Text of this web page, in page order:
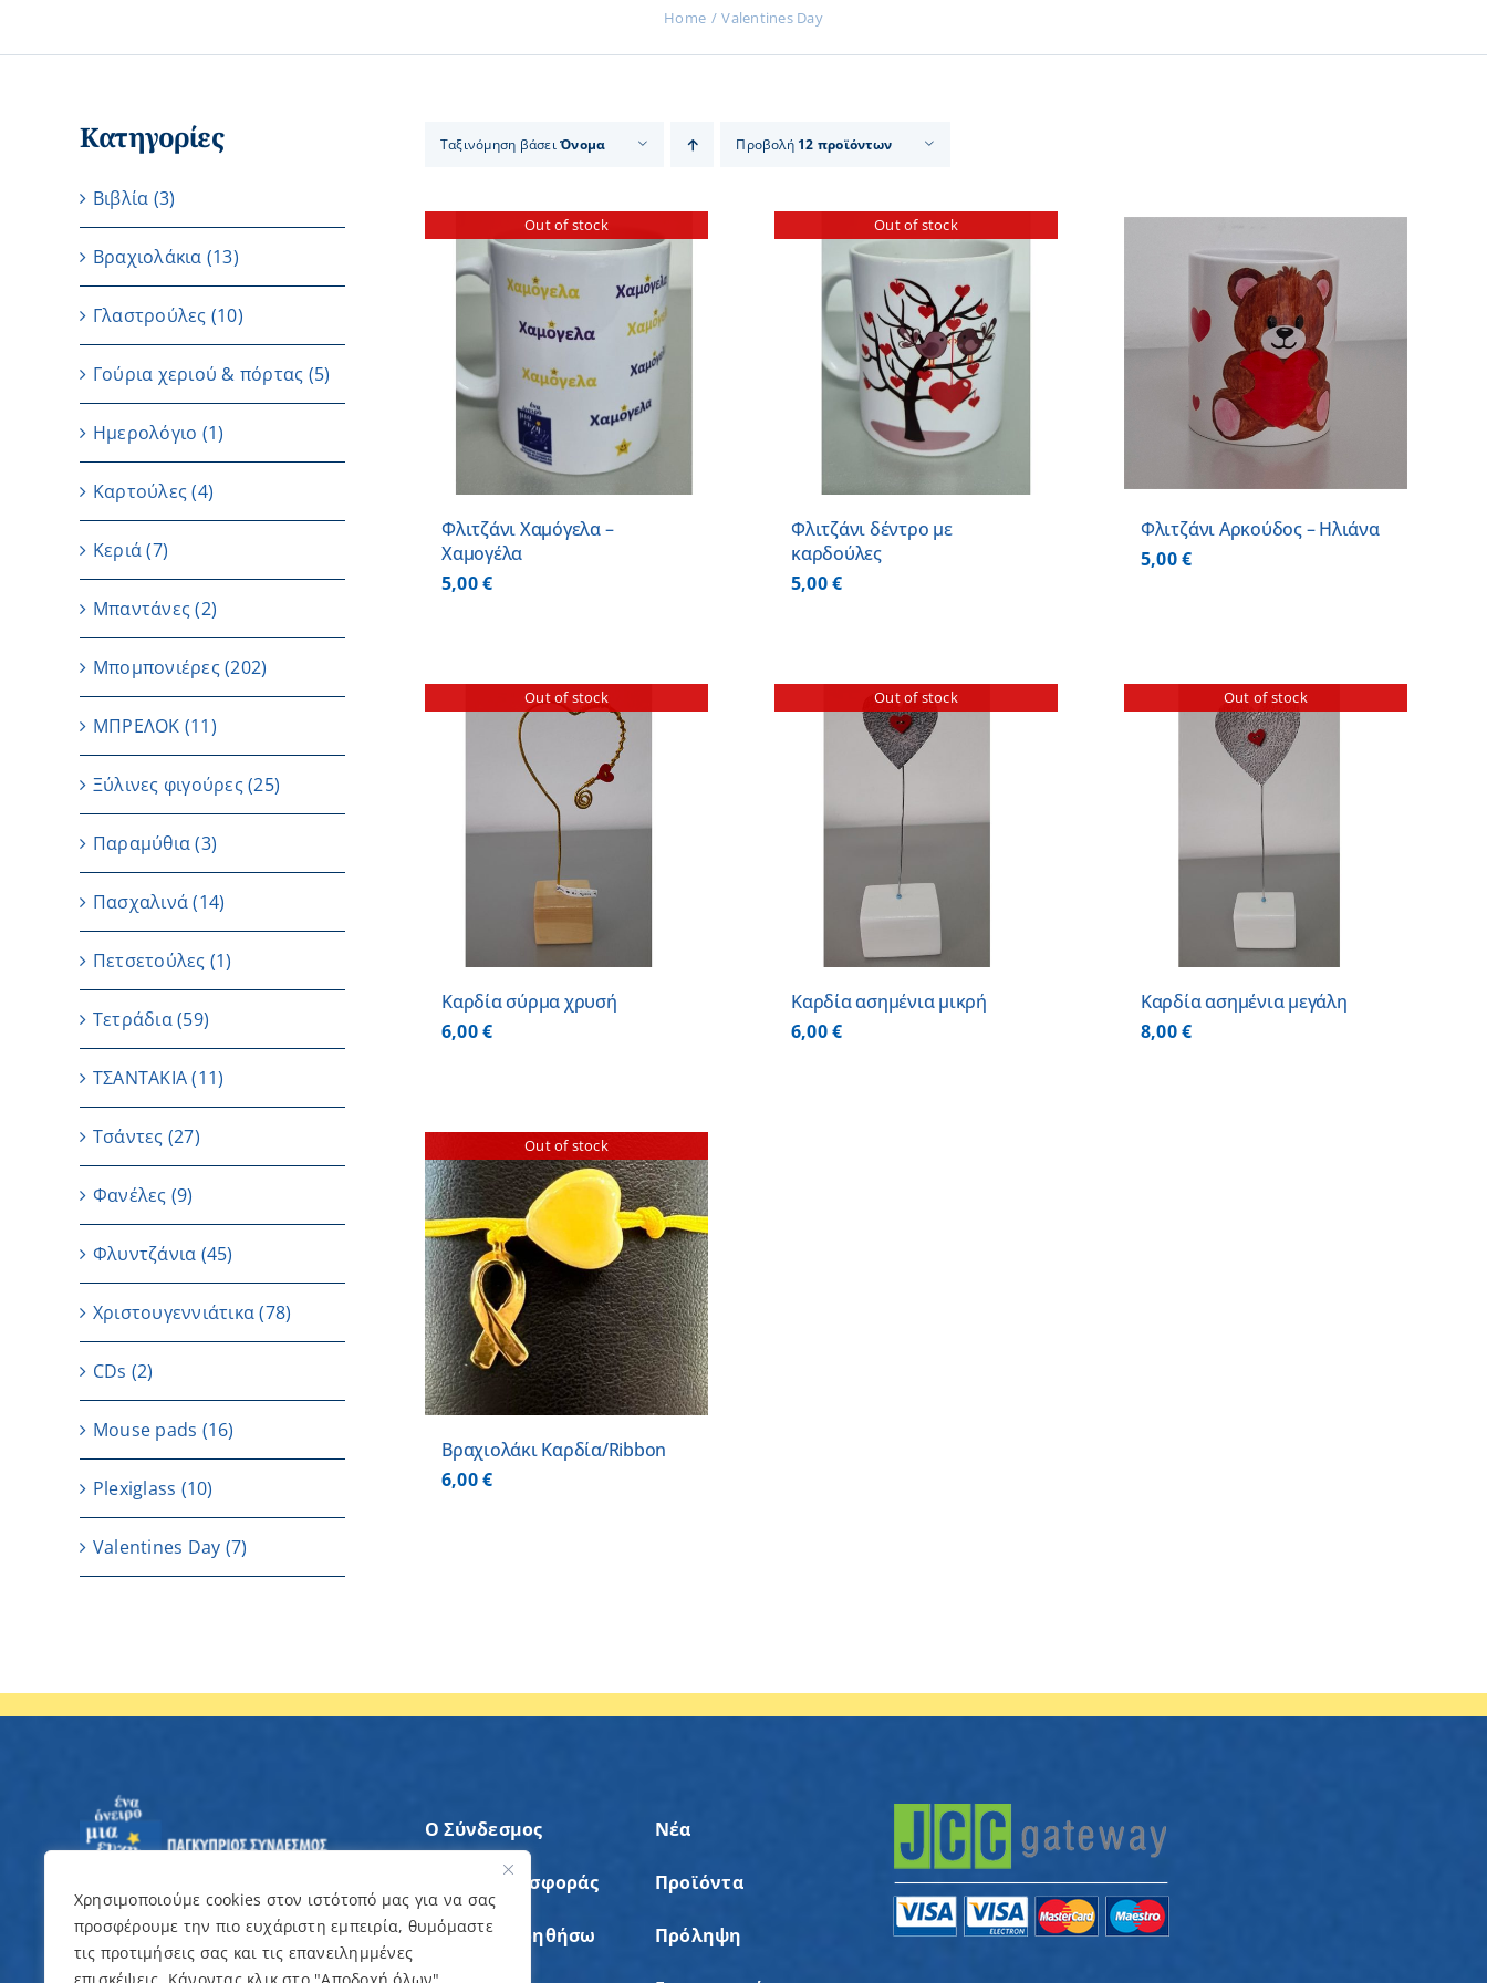
Χρησιμοποιούμε cookies στον ιστότοπό μας για να σας
προσφέρουμε την πιο ευχάριστη εμπειρία, θυμόμαστε
τις προτιμήσεις σας και τις επανειλημμένες
Home Valentines Day
Ταξινόμηση βάσειΌνομα Προβολή 12 προϊόντων
Out of stock
Φλιτζάνι Χαμόγελα –
Χαμογέλα
5,00€
Out of stock
ΛΕΠΤΟΜΕΡΕΙΕΣ
Φλιτζάνι δέντρο με
καρδούλες
5,00€
ΠΡΟΣΘΗΚΗ ΣΤΟ ΚΑΛΑΘΙ
ΛΕΠΤΟΜΕΡΕΙΕΣ
Φλιτζάνι Αρκούδος – Ηλιάνα
5,00€
Out of stock
Καρδία σύρμα χρυσή
6,00€
Out of stock
ΛΕΠΤΟΜΕΡΕΙΕΣ
Καρδία ασημένια μικρή
6,00€
Out of stock
ΛΕΠΤΟΜΕΡΕΙΕΣ
Καρδία ασημένια μεγάλη
8,00€
Out of stock
ΛΕΠΤΟΜΕΡΕΙΕΣ
Βραχιολάκι Καρδία/Ribbon
6,00€
Κατηγορίες
Βιβλία (3)
Βραχιολάκια (13)
Γλαστρούλες (10)
Γούρια χεριού & πόρτας (5)
Ημερολόγιο (1)
Καρτούλες (4)
Κεριά (7)
Μπαντάνες (2)
Μπομπονιέρες(202)
ΜΠΡΕΛΟΚ (11)
Ξύλινες φιγούρες(25)
Παραμύθια (3)
Πασχαλινά (14)
Πετσετούλες (1)
Τετράδια(59)
ΤΣΑΝΤΑΚΙΑ (11)
Τσάντες (27)
Φανέλες (9)
Φλυντζάνια (45)
Χριστουγεννιάτικα(78)
CDs (2)
Μouse pads (16)
Plexiglass (10)
Valentines Day (7)
Ο Σύνδεσμος
Άξονες Προσφοράς
Θέλω να Βοηθήσω
Νέα
Προϊόντα
Πρόληψη